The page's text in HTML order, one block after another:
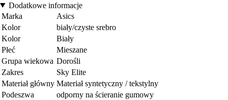
Dodatkowe informacje
Marka
Asics
Kolor
biały/czyste srebro
Kolor
Biały
Płeć
Mieszane
Grupa wiekowa Dorośli
Zakres
Sky Elite
Materiał główny Materiał syntetyczny / tekstylny
Podeszwa
odporny na ścieranie gumowy